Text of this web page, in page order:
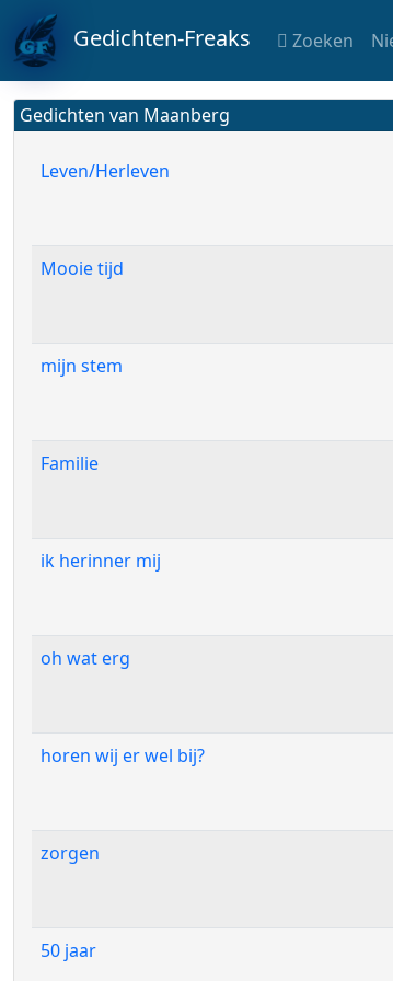
Gedichten-Freaks Zoeken
Gedichten van Maanberg
Leven/Herleven
Mooie tijd
mijn stem
Familie
ik herinner mij
oh wat erg
horen wij er wel bij?
zorgen
50 jaar